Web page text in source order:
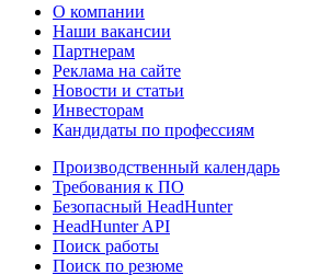
О компании
Наши вакансии
Партнерам
Реклама на сайте
Новости и статьи
Инвесторам
Кандидаты по профессиям
Производственный календарь
Требования к ПО
Безопасный HeadHunter
HeadHunter API
Поиск работы
Поиск по резюме